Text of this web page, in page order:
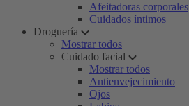
Afeitadoras corporales
Cuidados íntimos
Droguería
Mostrar todos
Cuidado facial
Mostrar todos
Antienvejecimiento
Ojos